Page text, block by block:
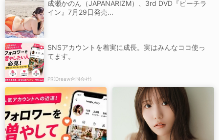
成瀬かのん（JAPANARIZM）、3rd DVD『ピーチラ
イン』7月29日発売...
SNSアカウントを着実に成長。実はみんなココ使っ
てます。
PR(Dreaw合同会社)